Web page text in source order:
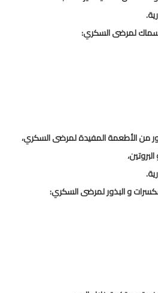
لمرضى السكري:
من الأطعمة المفيدة لمرضى السكري،
و البذور لمرضى السكري: